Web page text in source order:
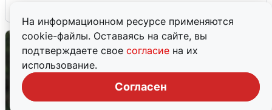
На информационном ресурсе применяются
cookie-файлы. Оставаясь на сайте, вы
подтверждаете свое согласие на их
использование.
Согласен